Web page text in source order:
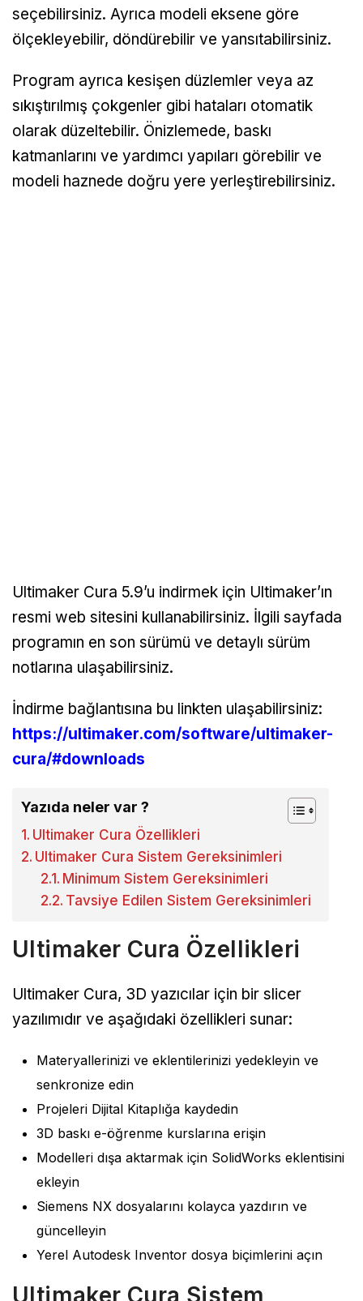
seçebilirsiniz. Ayrıca modeli eksene göre
ölçekleyebilir, döndürebilir ve yansıtabilirsiniz.
Program ayrıca kesişen düzlemler veya az
sıkıştırılmış çokgenler gibi hataları otomatik
olarak düzeltebilir. Önizlemede, baskı
katmanlarını ve yardımcı yapıları görebilir ve
modeli haznede doğru yere yerleştirebilirsiniz.
Ultimaker Cura 5.9’u indirmek için Ultimaker’ın
resmi web sitesini kullanabilirsiniz. İlgili sayfada
programın en son sürümü ve detaylı sürüm
notlarına ulaşabilirsiniz.
İndirme bağlantısına bu linkten ulaşabilirsiniz:
https://ultimaker.com/software/ultimaker-
cura/#downloads
Yazıda neler var ?
Ultimaker Cura Özellikleri
Ultimaker Cura Sistem Gereksinimleri
Minimum Sistem Gereksinimleri
Tavsiye Edilen Sistem Gereksinimleri
Ultimaker Cura Özellikleri
Ultimaker Cura, 3D yazıcılar için bir slicer
yazılımıdır ve aşağıdaki özellikleri sunar:
Materyallerinizi ve eklentilerinizi yedekleyin ve
senkronize edin
Projeleri Dijital Kitaplığa kaydedin
3D baskı e-öğrenme kurslarına erişin
Modelleri dışa aktarmak için SolidWorks eklentisini
ekleyin
Siemens NX dosyalarını kolayca yazdırın ve
güncelleyin
Yerel Autodesk Inventor dosya biçimlerini açın
Ultimaker Cura Sistem